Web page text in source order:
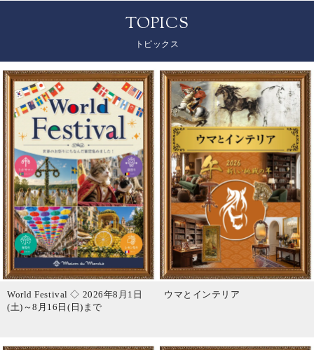
TOPICS
トピックス
World Festival ◇ 2026年8月1日
(土)～8月16日(日)まで
ウマとインテリア